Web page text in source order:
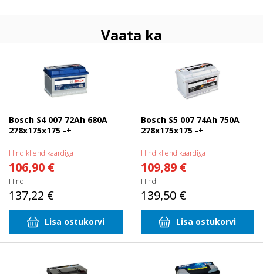
Vaata ka
278x175x175 -+
Bosch S4 007 72Ah 680A
278x175x175 -+
Hind kliendikaardiga
106,90 €
Hind
137,22 €
Lisa ostukorvi
Bosch S5 007 74Ah 750A
278x175x175 -+
Hind kliendikaardiga
109,89 €
Hind
139,50 €
Lisa ostukorvi
278x175x175-+